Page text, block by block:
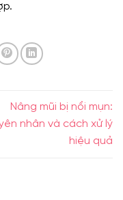
Nâng mũi bị nổi mụn:
nhân và cách xử lý
hiệu quả